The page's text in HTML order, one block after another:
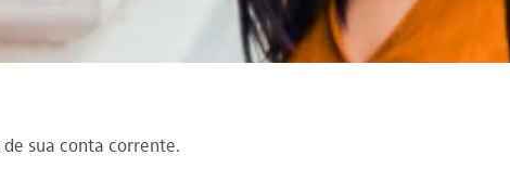
sua conta corrente.